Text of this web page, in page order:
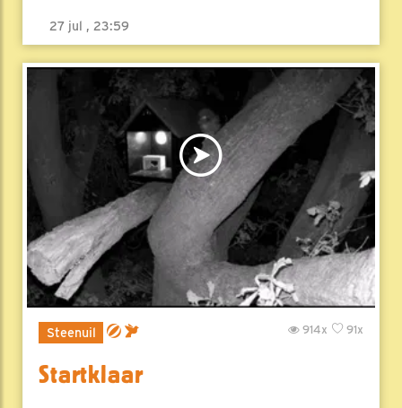
27 jul , 23:59
Steenuil 91x
914x
Startklaar